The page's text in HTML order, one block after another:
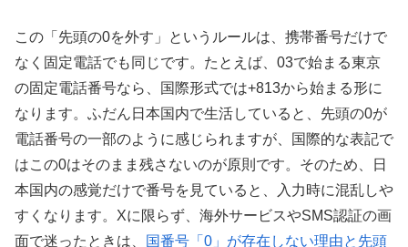
この「先頭の0を外す」というルールは、携帯番号だけで
なく固定電話でも同じです。たとえば、03で始まる東京
の固定電話番号なら、国際形式では+813から始まる形に
なります。ふだん日本国内で生活していると、先頭の0が
電話番号の一部のように感じられますが、国際的な表記で
はこの0はそのまま残さないのが原則です。そのため、日
本国内の感覚だけで番号を見ていると、入力時に混乱しや
すくなります。Xに限らず、海外サービスやSMS認証の画
面で迷ったときは、
国番号「0」が存在しない理由と先頭